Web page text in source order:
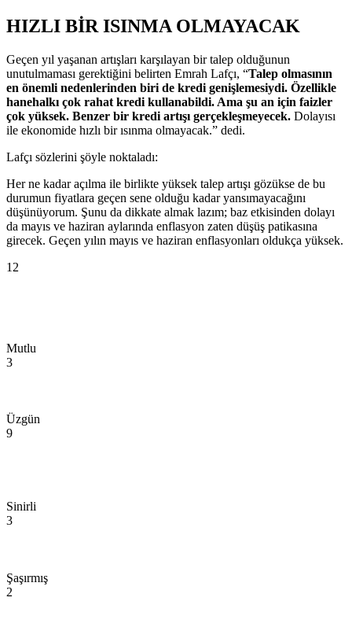
HIZLI BİR ISINMA OLMAYACAK
Geçen yıl yaşanan artışları karşılayan bir talep olduğunun
unutulmaması gerektiğini belirten Emrah Lafçı, “Talep olmasının
en önemli nedenlerinden biri de kredi genişlemesiydi. Özellikle
hanehalkı çok rahat kredi kullanabildi. Ama şu an için faizler
çok yüksek. Benzer bir kredi artışı gerçekleşmeyecek. Dolayısı
ile ekonomide hızlı bir ısınma olmayacak.” dedi.
Lafçı sözlerini şöyle noktaladı:
Her ne kadar açılma ile birlikte yüksek talep artışı gözükse de bu
durumun fiyatlara geçen sene olduğu kadar yansımayacağını
düşünüyorum. Şunu da dikkate almak lazım; baz etkisinden dolayı
da mayıs ve haziran aylarında enflasyon zaten düşüş patikasına
girecek. Geçen yılın mayıs ve haziran enflasyonları oldukça yüksek.
12
Mutlu
3
Üzgün
9
Sinirli
3
Şaşırmış
2